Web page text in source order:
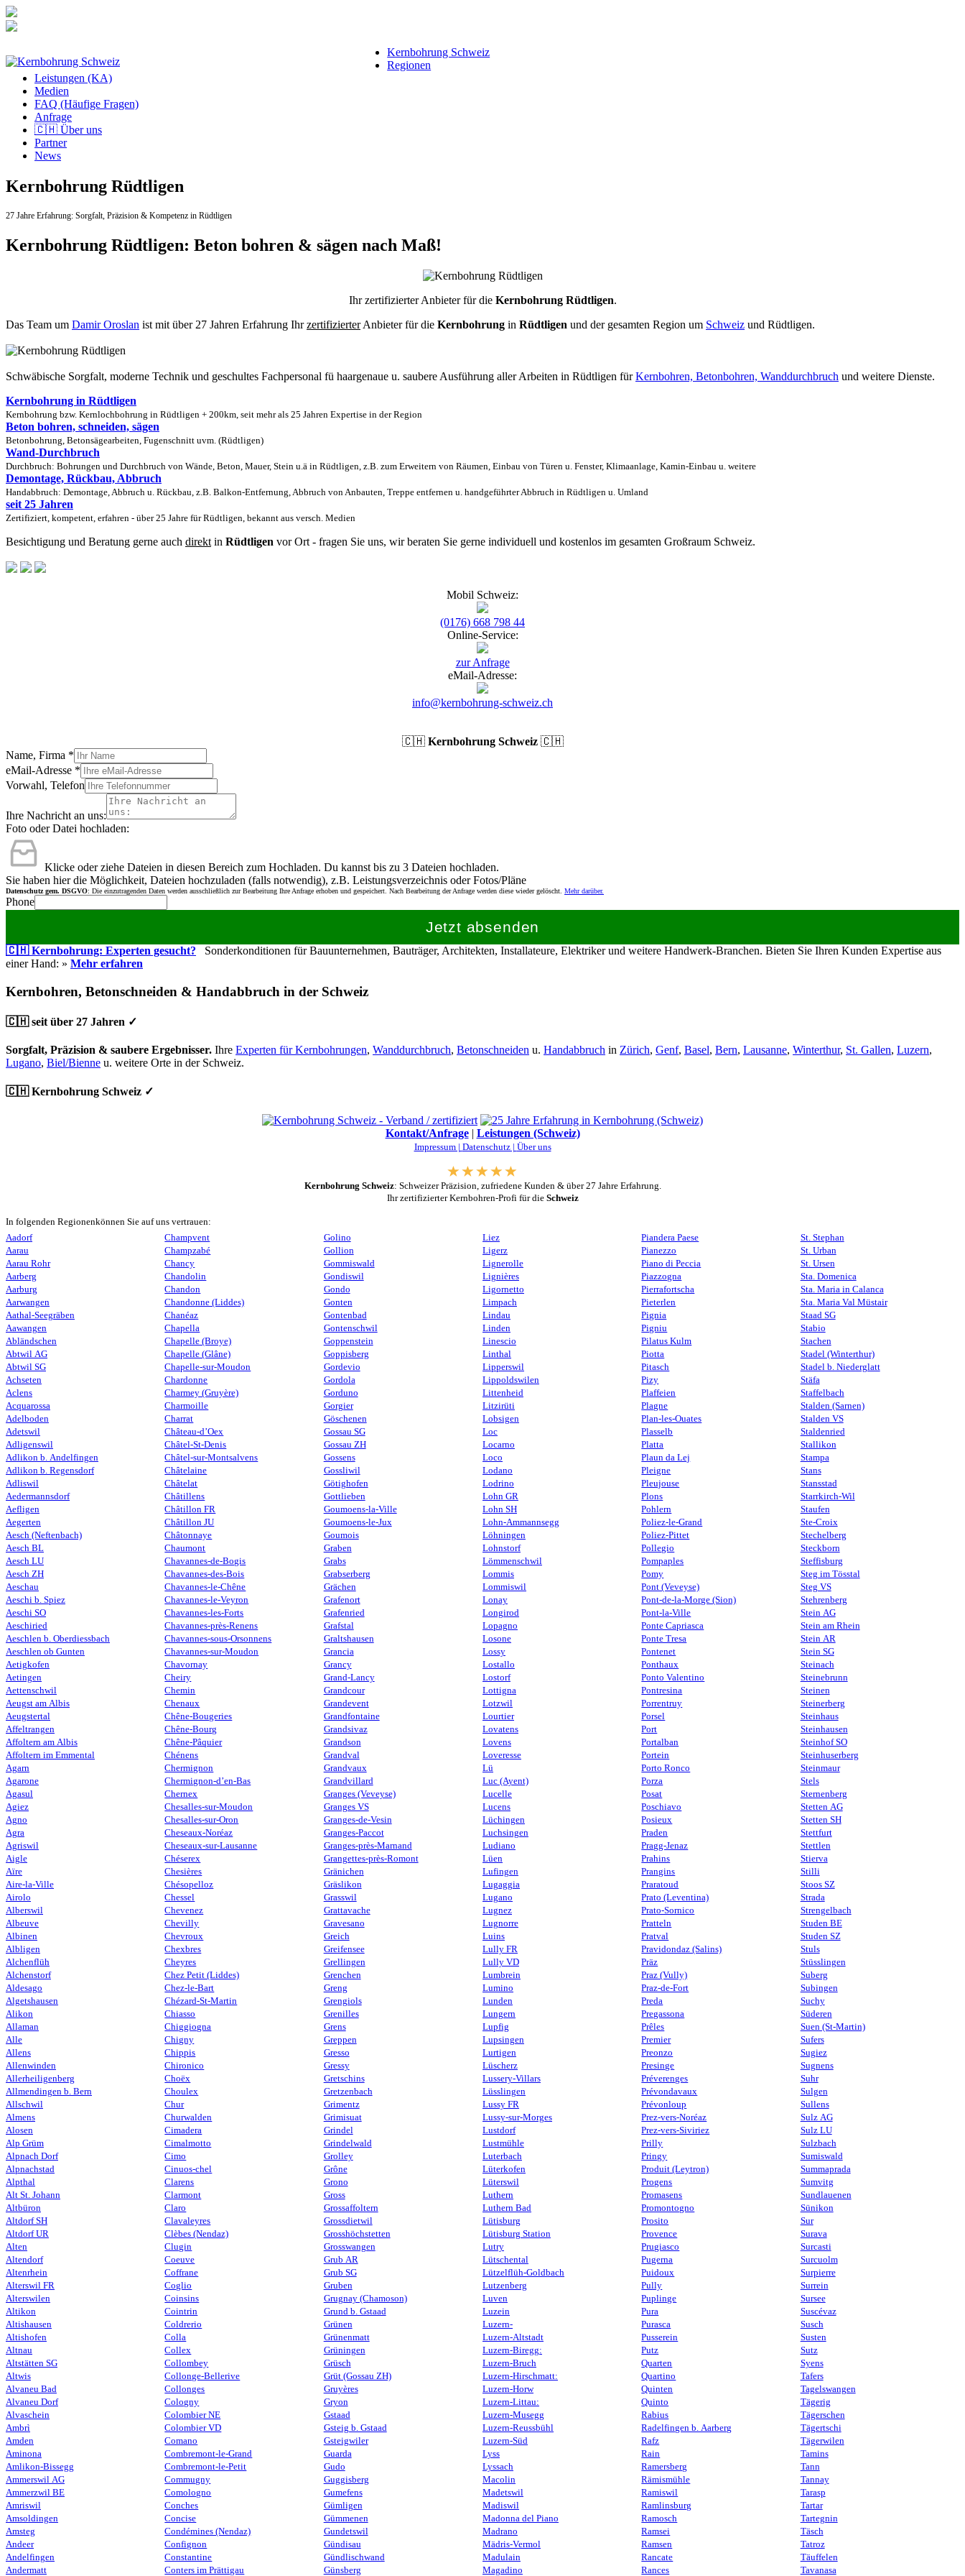
Inhalt
springen
Kernbohrung Schweiz
Regionen
Leistungen (KA)
Medien
FAQ (Häufige Fragen)
Anfrage
🇨🇭 Über uns
Partner
News
Kernbohrung Rüdtligen
27 Jahre Erfahrung: Sorgfalt, Präzision & Kompetenz in Rüdtligen
Kernbohrung Rüdtligen: Beton bohren & sägen nach Maß!
Ihr zertifizierter Anbieter für die Kernbohrung Rüdtligen.
Das Team um Damir Oroslan ist mit über 27 Jahren Erfahrung IhrzertifizierterAnbieter für die Kernbohrung in Rüdtligen und der gesamten Region um Schweiz und Rüdtligen.
Schwäbische Sorgfalt, moderne Technik und geschultes Fachpersonal fü haargenaue u. saubere Ausführung aller Arbeiten in Rüdtligen fürKernbohren, Betonbohren, Wanddurchbruch und weitere Dienste.
Kernbohrung in Rüdtligen
Kernbohrung bzw. Kernlochbohrung in Rüdtligen + 200km, seit mehr als 25 Jahren Expertise in der Region
Beton bohren, schneiden, sägen
Betonbohrung, Betonsägearbeiten, Fugenschnitt uvm. (Rüdtligen)
Wand-Durchbruch
Durchbruch: Bohrungen und Durchbruch von Wände, Beton, Mauer, Stein u.ä in Rüdtligen, z.B. zum Erweitern von Räumen, Einbau von Türen u. Fenster, Klimaanlage, Kamin-Einbau u. weitere
Demontage, Rückbau, Abbruch
Handabbruch: Demontage, Abbruch u. Rückbau, z.B. Balkon-Entfernung, Abbruch von Anbauten, Treppe entfernen u. handgeführter Abbruch in Rüdtligen u. Umland
seit 25 Jahren
Zertifiziert, kompetent, erfahren - über 25 Jahre für Rüdtligen, bekannt aus versch. Medien
Besichtigung und Beratung gerne auch direkt in Rüdtligen vor Ort - fragen Sie uns, wir beraten Sie gerne individuell und kostenlos im gesamten Großraum Schweiz.
Mobil Schweiz:
(0176) 668 798 44
Online-Service:
zur Anfrage
eMail-Adresse:
info@kernbohrung-schweiz.ch
🇨🇭 Kernbohrung Schweiz🇨🇭
Name, Firma *
eMail-Adresse *
Vorwahl, Telefon
Ihre Nachricht an uns:
Foto oder Datei hochladen:
Klicke oder ziehe Dateien in diesen Bereich zum Hochladen. Du kannst bis zu 3 Dateien hochladen.
Sie haben hier die Möglichkeit, Dateien hochzuladen (falls notwendig), z.B. Leistungsverzeichnis oder Fotos/Pläne
Datenschutz gem. DSGVO: Die einzutragenden Daten werden ausschließlich zur Bearbeitung Ihre Anfrage erhoben und gespeichert. Nach Bearbeitung der Anfrage werden diese wieder gelöscht. Mehr darüber.
Phone
Jetzt absenden
🇨🇭 Kernbohrung: Experten gesucht? Sonderkonditionen für Bauunternehmen, Bauträger, Architekten, Installateure, Elektriker und weitere Handwerk-Branchen. Bieten Sie Ihren Kunden Expertise aus
einer Hand: » Mehr erfahren
Kernbohren, Betonschneiden & Handabbruch in der Schweiz
🇨🇭 seit über 27 Jahren ✓
Sorgfalt, Präzision & saubere Ergebnisser. Ihre Experten für Kernbohrungen, Wanddurchbruch, Betonschneiden u. Handabbruch in Zürich, Genf, Basel, Bern, Lausanne, Winterthur, St. Gallen, Luzern,
Lugano, Biel/Bienne u. weitere Orte in der Schweiz.
🇨🇭 Kernbohrung Schweiz ✓
Kontakt/Anfrage| Leistungen (Schweiz)
Impressum | Datenschutz | Über uns
Kernbohrung Schweiz: Schweizer Präzision, zufriedene Kunden & über 27 Jahre Erfahrung.
Ihr zertifizierter Kernbohren-Profi für die Schweiz
In folgenden Regionenkönnen Sie auf uns vertrauen:
Aadorf
Aarau
Aarau Rohr
Aarberg
Aarburg
Aarwangen
Aathal-Seegräben
Aawangen
Abländschen
Abtwil AG
Abtwil SG
Achseten
Aclens
Acquarossa
Adelboden
Adetswil
Adligenswil
Adlikon b. Andelfingen
Adlikon b. Regensdorf
Adliswil
Aedermannsdorf
Aefligen
Aegerten
Aesch (Neftenbach)
Aesch BL
Aesch LU
Aesch ZH
Aeschau
Aeschi b. Spiez
Aeschi SO
Aeschiried
Aeschlen b. Oberdiessbach
Aeschlen ob Gunten
Aetigkofen
Aetingen
Aettenschwil
Aeugst am Albis
Aeugstertal
Affeltrangen
Affoltern am Albis
Affoltern im Emmental
Agarn
Agarone
Agasul
Agiez
Agno
Agra
Agriswil
Aigle
Aïre
Aire-la-Ville
Airolo
Alberswil
Albeuve
Albinen
Albligen
Alchenflüh
Alchenstorf
Aldesago
Algetshausen
Alikon
Allaman
Alle
Allens
Allenwinden
Allerheiligenberg
Allmendingen b. Bern
Allschwil
Almens
Alosen
Alp Grüm
Alpnach Dorf
Alpnachstad
Alpthal
Alt St. Johann
Altbüron
Altdorf SH
Altdorf UR
Alten
Altendorf
Altenrhein
Alterswil FR
Alterswilen
Altikon
Altishausen
Altishofen
Altnau
Altstätten SG
Altwis
Alvaneu Bad
Alvaneu Dorf
Alvaschein
Ambrì
Amden
Aminona
Amlikon-Bissegg
Ammerswil AG
Ammerzwil BE
Amriswil
Amsoldingen
Amsteg
Andeer
Andelfingen
Andermatt
Champvent
Champzabé
Chancy
Chandolin
Chandon
Chandonne (Liddes)
Chanéaz
Chapella
Chapelle (Broye)
Chapelle (Glâne)
Chapelle-sur-Moudon
Chardonne
Charmey (Gruyère)
Charmoille
Charrat
Château-d’Oex
Châtel-St-Denis
Châtel-sur-Montsalvens
Châtelaine
Châtelat
Châtillens
Châtillon FR
Châtillon JU
Châtonnaye
Chaumont
Chavannes-de-Bogis
Chavannes-des-Bois
Chavannes-le-Chêne
Chavannes-le-Veyron
Chavannes-les-Forts
Chavannes-près-Renens
Chavannes-sous-Orsonnens
Chavannes-sur-Moudon
Chavornay
Cheiry
Chemin
Chenaux
Chêne-Bougeries
Chêne-Bourg
Chêne-Pâquier
Chénens
Chermignon
Chermignon-d’en-Bas
Chernex
Chesalles-sur-Moudon
Chesalles-sur-Oron
Cheseaux-Noréaz
Cheseaux-sur-Lausanne
Chéserex
Chesières
Chésopelloz
Chessel
Chevenez
Chevilly
Chevroux
Chexbres
Cheyres
Chez Petit (Liddes)
Chez-le-Bart
Chézard-St-Martin
Chiasso
Chiggiogna
Chigny
Chippis
Chironico
Choëx
Choulex
Chur
Churwalden
Cimadera
Cimalmotto
Cimo
Cinuos-chel
Clarens
Clarmont
Claro
Clavaleyres
Clèbes (Nendaz)
Clugin
Coeuve
Coffrane
Coglio
Coinsins
Cointrin
Coldrerio
Colla
Collex
Collombey
Collonge-Bellerive
Collonges
Cologny
Colombier NE
Colombier VD
Comano
Combremont-le-Grand
Combremont-le-Petit
Commugny
Comologno
Conches
Concise
Condémines (Nendaz)
Confignon
Constantine
Conters im Prättigau
Golino
Gollion
Gommiswald
Gondiswil
Gondo
Gonten
Gontenbad
Gontenschwil
Goppenstein
Goppisberg
Gordevio
Gordola
Gorduno
Gorgier
Göschenen
Gossau SG
Gossau ZH
Gossens
Gossliwil
Götighofen
Gottlieben
Goumoens-la-Ville
Goumoens-le-Jux
Goumois
Graben
Grabs
Grabserberg
Grächen
Grafenort
Grafenried
Grafstal
Graltshausen
Grancia
Grancy
Grand-Lancy
Grandcour
Grandevent
Grandfontaine
Grandsivaz
Grandson
Grandval
Grandvaux
Grandvillard
Granges (Veveyse)
Granges VS
Granges-de-Vesin
Granges-Paccot
Granges-près-Marnand
Grangettes-près-Romont
Gränichen
Gräslikon
Grasswil
Grattavache
Gravesano
Greich
Greifensee
Grellingen
Grenchen
Greng
Grengiols
Grenilles
Grens
Greppen
Gresso
Gressy
Gretschins
Gretzenbach
Grimentz
Grimisuat
Grindel
Grindelwald
Grolley
Grône
Grono
Gross
Grossaffoltern
Grossdietwil
Grosshöchstetten
Grosswangen
Grub AR
Grub SG
Gruben
Grugnay (Chamoson)
Grund b. Gstaad
Grünen
Grünenmatt
Grüningen
Grüsch
Grüt (Gossau ZH)
Gruyères
Gryon
Gstaad
Gsteig b. Gstaad
Gsteigwiler
Guarda
Gudo
Guggisberg
Gumefens
Gümligen
Gümmenen
Gundetswil
Gündisau
Gündlischwand
Günsberg
Liez
Ligerz
Lignerolle
Lignières
Ligornetto
Limpach
Lindau
Linden
Linescio
Linthal
Lipperswil
Lippoldswilen
Littenheid
Litzirüti
Lobsigen
Loc
Locarno
Loco
Lodano
Lodrino
Lohn GR
Lohn SH
Lohn-Ammannsegg
Löhningen
Lohnstorf
Lömmenschwil
Lommis
Lommiswil
Lonay
Longirod
Lopagno
Losone
Lossy
Lostallo
Lostorf
Lottigna
Lotzwil
Lourtier
Lovatens
Lovens
Loveresse
Lü
Luc (Ayent)
Lucelle
Lucens
Lüchingen
Luchsingen
Ludiano
Lüen
Lufingen
Lugaggia
Lugano
Lugnez
Lugnorre
Luins
Lully FR
Lully VD
Lumbrein
Lumino
Lunden
Lungern
Lupfig
Lupsingen
Lurtigen
Lüscherz
Lussery-Villars
Lüsslingen
Lussy FR
Lussy-sur-Morges
Lustdorf
Lustmühle
Luterbach
Lüterkofen
Lüterswil
Luthern
Luthern Bad
Lütisburg
Lütisburg Station
Lutry
Lütschental
Lützelflüh-Goldbach
Lutzenberg
Luven
Luzein
Luzern-
Luzern-Altstadt
Luzern-Biregg:
Luzern-Bruch
Luzern-Hirschmatt:
Luzern-Horw
Luzern-Littau:
Luzern-Musegg
Luzern-Reussbühl
Luzern-Süd
Lyss
Lyssach
Macolin
Madetswil
Madiswil
Madonna del Piano
Madrano
Mädris-Vermol
Madulain
Magadino
Piandera Paese
Pianezzo
Piano di Peccia
Piazzogna
Pierrafortscha
Pieterlen
Pignia
Pigniu
Pilatus Kulm
Piotta
Pitasch
Pizy
Plaffeien
Plagne
Plan-les-Ouates
Plasselb
Platta
Plaun da Lej
Pleigne
Pleujouse
Plons
Pohlern
Poliez-le-Grand
Poliez-Pittet
Pollegio
Pompaples
Pomy
Pont (Veveyse)
Pont-de-la-Morge (Sion)
Pont-la-Ville
Ponte Capriasca
Ponte Tresa
Pontenet
Ponthaux
Ponto Valentino
Pontresina
Porrentruy
Porsel
Port
Portalban
Portein
Porto Ronco
Porza
Posat
Poschiavo
Posieux
Praden
Pragg-Jenaz
Prahins
Prangins
Praratoud
Prato (Leventina)
Prato-Sornico
Pratteln
Pratval
Pravidondaz (Salins)
Präz
Praz (Vully)
Praz-de-Fort
Preda
Pregassona
Prêles
Premier
Preonzo
Presinge
Préverenges
Prévondavaux
Prévonloup
Prez-vers-Noréaz
Prez-vers-Siviriez
Prilly
Pringy
Produit (Leytron)
Progens
Promasens
Promontogno
Prosito
Provence
Prugiasco
Pugerna
Puidoux
Pully
Puplinge
Pura
Purasca
Pusserein
Putz
Quarten
Quartino
Quinten
Quinto
Rabius
Radelfingen b. Aarberg
Rafz
Rain
Ramersberg
Rämismühle
Ramiswil
Ramlinsburg
Ramosch
Ramsei
Ramsen
Rancate
Rances
St. Stephan
St. Urban
St. Ursen
Sta. Domenica
Sta. Maria in Calanca
Sta. Maria Val Müstair
Staad SG
Stabio
Stachen
Stadel (Winterthur)
Stadel b. Niederglatt
Stäfa
Staffelbach
Stalden (Sarnen)
Stalden VS
Staldenried
Stallikon
Stampa
Stans
Stansstad
Starrkirch-Wil
Staufen
Ste-Croix
Stechelberg
Steckborn
Steffisburg
Steg im Tösstal
Steg VS
Stehrenberg
Stein AG
Stein am Rhein
Stein AR
Stein SG
Steinach
Steinebrunn
Steinen
Steinerberg
Steinhaus
Steinhausen
Steinhof SO
Steinhuserberg
Steinmaur
Stels
Sternenberg
Stetten AG
Stetten SH
Stettfurt
Stettlen
Stierva
Stilli
Stoos SZ
Strada
Strengelbach
Studen BE
Studen SZ
Stuls
Stüsslingen
Suberg
Subingen
Suchy
Süderen
Suen (St-Martin)
Sufers
Sugiez
Sugnens
Suhr
Sulgen
Sullens
Sulz AG
Sulz LU
Sulzbach
Sumiswald
Summaprada
Sumvitg
Sundlauenen
Sünikon
Sur
Surava
Surcasti
Surcuolm
Surpierre
Surrein
Sursee
Suscévaz
Susch
Susten
Sutz
Syens
Tafers
Tagelswangen
Tägerig
Tägerschen
Tägertschi
Tägerwilen
Tamins
Tann
Tannay
Tarasp
Tartar
Tartegnin
Täsch
Tatroz
Täuffelen
Tavanasa